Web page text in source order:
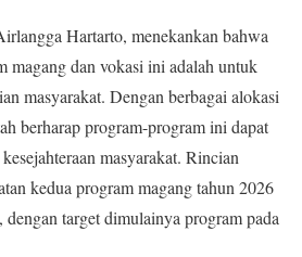
Hartarto, menekankan bahwa
magang dan vokasi ini adalah untuk
masyarakat. Dengan berbagai alokasi
berharap program-program ini dapat
masyarakat. Rincian
kedua program magang tahun 2026
dengan target dimulainya program pada